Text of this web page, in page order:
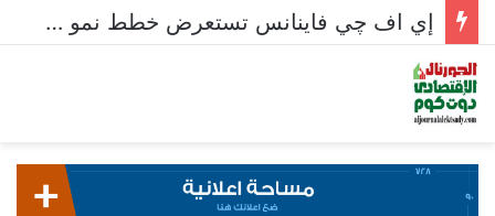
إي اف چي فاينانس تستعرض خطط نمو «بلد» لتعزيز حضورها في سوق تحويلات المصريين بالخارج